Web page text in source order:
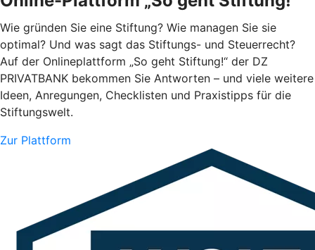
Wie gründen Sie eine Stiftung? Wie managen Sie sie
optimal? Und was sagt das Stiftungs- und Steuerrecht?
Auf der Onlineplattform „So geht Stiftung!“ der DZ
PRIVATBANK bekommen Sie Antworten – und viele weitere
Ideen, Anregungen, Checklisten und Praxistipps für die
Stiftungswelt.
Zur Plattform